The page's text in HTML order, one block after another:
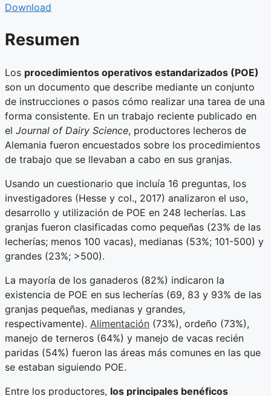
Download
Resumen
Los procedimientos operativos estandarizados (POE)
son un documento que describe mediante un conjunto
de instrucciones o pasos cómo realizar una tarea de una
forma consistente. En un trabajo reciente publicado en
el Journal of Dairy Science, productores lecheros de
Alemania fueron encuestados sobre los procedimientos
de trabajo que se llevaban a cabo en sus granjas.
Usando un cuestionario que incluía 16 preguntas, los
investigadores (Hesse y col., 2017) analizaron el uso,
desarrollo y utilización de POE en 248 lecherías. Las
granjas fueron clasificadas como pequeñas (23% de las
lecherías; menos 100 vacas), medianas (53%; 101-500) y
grandes (23%; >500).
La mayoría de los ganaderos (82%) indicaron la
existencia de POE en sus lecherías (69, 83 y 93% de las
granjas pequeñas, medianas y grandes,
respectivamente). Alimentación (73%), ordeño (73%),
manejo de terneros (64%) y manejo de vacas recién
paridas (54%) fueron las áreas más comunes en las que
se estaban siguiendo POE.
Entre los productores, los principales benéficos